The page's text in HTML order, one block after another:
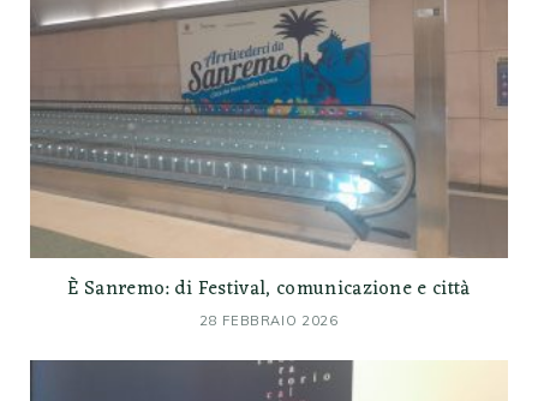
È Sanremo: di Festival, comunicazione e città
28 FEBBRAIO 2026